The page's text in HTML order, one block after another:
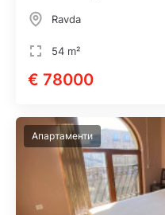
Ravda
54 m²
€ 78000
Апартаменти